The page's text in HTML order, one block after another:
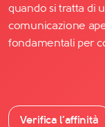
quando si tratta di
comunicazione
fondamentali per
Verifica l’affinità